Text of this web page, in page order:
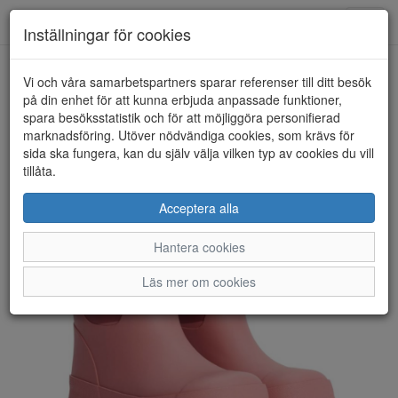
HEM TRETORN
Inställningar för cookies
Vi och våra samarbetspartners sparar referenser till ditt besök
på din enhet för att kunna erbjuda anpassade funktioner,
spara besöksstatistik och för att möjliggöra personifierad
marknadsföring. Utöver nödvändiga cookies, som krävs för
sida ska fungera, kan du själv välja vilken typ av cookies du vill
tillåta.
Acceptera alla
Hantera cookies
Läs mer om cookies